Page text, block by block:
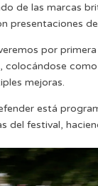
de las marcas
presentaciones
por
mejoras.
está
del festival,